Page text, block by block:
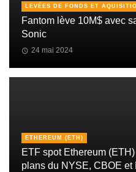
LEVÉES DE FONDS ET
Fantom lève 10M$ avec
Sonic
24 mai 2024
ETHEREUM (ETH)
ETF spot Ethereum
plans du NYSE, CBOE et